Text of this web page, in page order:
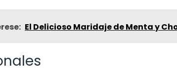
El Delicioso Maridaje de Menta y